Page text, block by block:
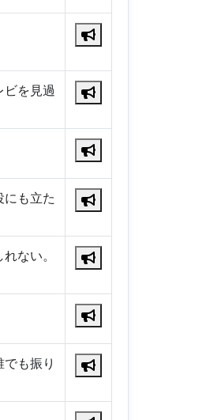
を見過
も立た
ない。
も振り